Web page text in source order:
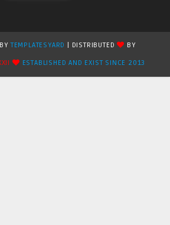
BYTEMPLATESYARD | DISTRIBUTED
BY
ESTABLISHED AND EXIST SINCE 2013